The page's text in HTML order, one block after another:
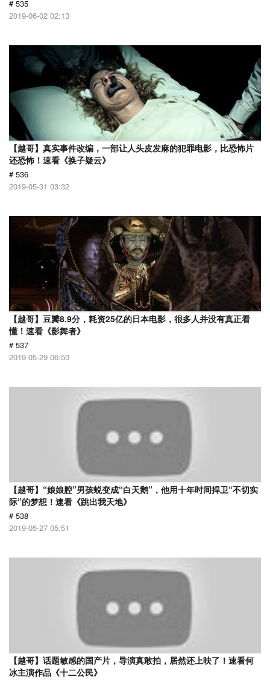
# 535
2019-06-02 02:13
【越哥】真实事件改编，一部让人头皮发麻的犯罪电影，比恐怖片
还恐怖！速看《换子疑云》
# 536
2019-05-31 03:32
【越哥】豆瓣8.9分，耗资25亿的日本电影，很多人并没有真正看
懂！速看《影舞者》
# 537
2019-05-29 06:50
【越哥】“娘娘腔”男孩蜕变成“白天鹅”，他用十年时间捍卫“不切实
际”的梦想！速看《跳出我天地》
# 538
2019-05-27 05:51
【越哥】话题敏感的国产片，导演真敢拍，居然还上映了！速看何
冰主演作品《十二公民》